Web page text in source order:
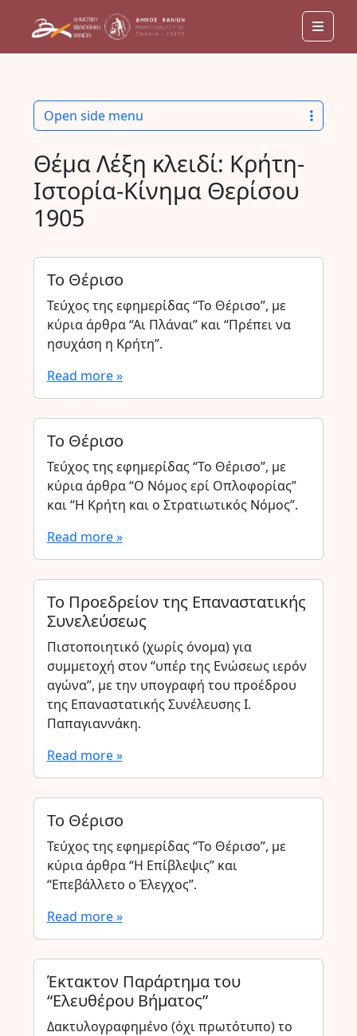
Θέμα Λέξη κλειδί: Κρήτη-
Ιστορία-Κίνημα Θερίσου
1905
Το Θέρισο
Τεύχος της εφημερίδας “Το Θέρισο”, με
κύρια άρθρα “Αι Πλάναι” και “Πρέπει να
ησυχάση η Κρήτη”.
Read more »
Το Θέρισο
Τεύχος της εφημερίδας “Το Θέρισο”, με
κύρια άρθρα “Ο Νόμος ερί Οπλοφορίας”
και “Η Κρήτη και ο Στρατιωτικός Νόμος”.
Read more »
Το Προεδρείον της Επαναστατικής
Συνελεύσεως
Πιστοποιητικό (χωρίς όνομα) για
συμμετοχή στον “υπέρ της Ενώσεως ιερόν
αγώνα”, με την υπογραφή του προέδρου
της Επαναστατικής Συνέλευσης Ι.
Παπαγιαννάκη.
Read more »
Το Θέρισο
Τεύχος της εφημερίδας “Το Θέρισο”, με
κύρια άρθρα “Η Επίβλεψις” και
“Επεβάλλετο ο Έλεγχος”.
Read more »
Έκτακτον Παράρτημα του
“Ελευθέρου Βήματος”
Δακτυλογραφημένο (όχι πρωτότυπο) το
Open side menu